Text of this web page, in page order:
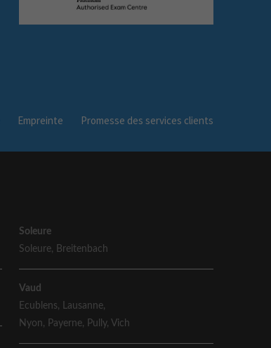
Empreinte Promesse des services clients
Soleure
Soleure, Breitenbach
Vaud
Ecublens, Lausanne,
Nyon, Payerne, Pully, Vich